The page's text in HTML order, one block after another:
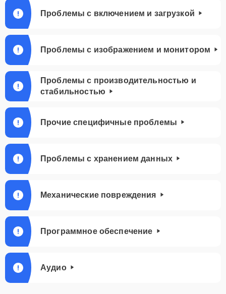
Проблемы с включением и загрузкой
Проблемы с изображением и монитором
Проблемы с производительностью и
стабильностью
Прочие специфичные проблемы
Проблемы с хранением данных
Механические повреждения
Программное обеспечение
Аудио